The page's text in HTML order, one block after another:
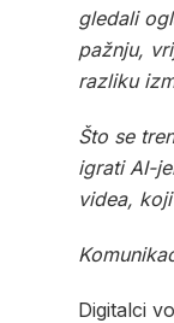
gledali
pažnju,
razliku
Što se
igrati AI-
videa,
Digitalci